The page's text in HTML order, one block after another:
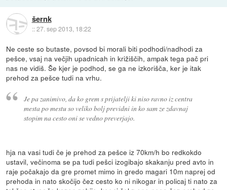
šernk
::27. sep 2013, 18:22
Ne ceste so butaste, povsod bi morali biti podhodi/nadhodi za
pešce, vsaj na večjih upadnicah in križiščih, ampak tega pač pri
nas ne vidiš. Še kjer je podhod, se ga ne izkorišča, ker je itak
prehod za pešce tudi na vrhu.
Je pa zanimivo, da ko grem s prijatelji ki niso ravno iz centra
mesta po mestu so veliko bolj previdni in ko sam ze zdavnaj
stopim na cesto oni se vedno preverjajo.
hja na vasi tudi če je prehod za pešce iz 70km/h bo redkokdo
ustavil, večinoma se pa tudi pešci izogibajo skakanju pred avto in
raje počakajo da gre promet mimo in gredo magari 10m naprej od
prehoda in nato skočijo čez cesto ko ni nikogar in policaj ti nato za